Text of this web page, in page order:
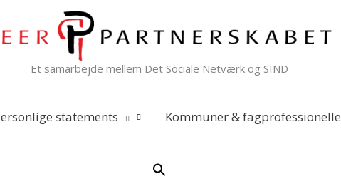
Et samarbejde mellem Det Sociale Netværk og SIND
statements Kommuner & fagprofessionelle